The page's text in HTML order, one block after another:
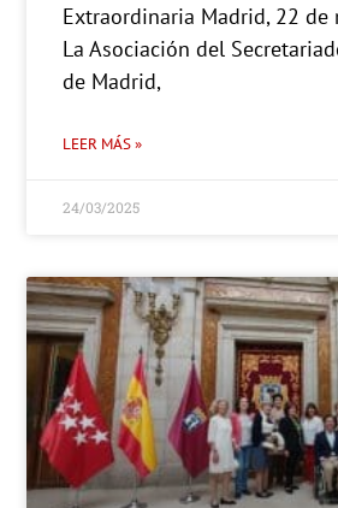
Extraordinaria Madrid, 22 de
La Asociación del
de Madrid,
LEER MÁS »
24/03/2025